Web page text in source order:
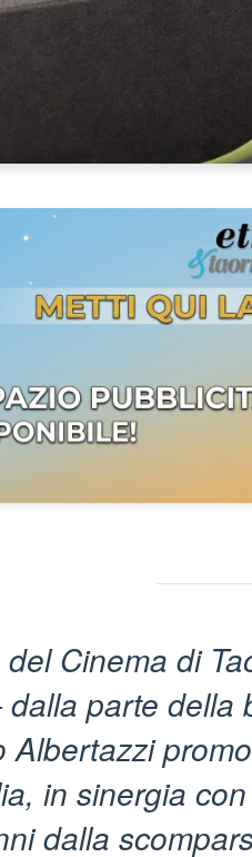
Cinema di
dalla parte della
Albertazzi
in sinergia
dalla